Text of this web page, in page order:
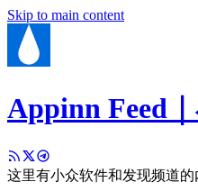
Skip to main content
Appinn Feed
这里有小众软件和发现频道的